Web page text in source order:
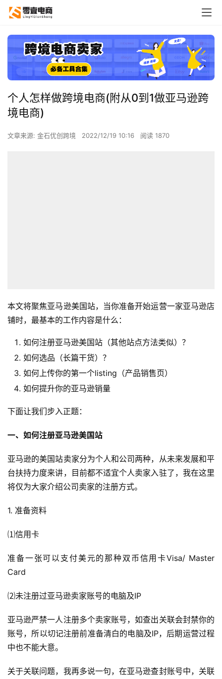
个人怎样做跨境电商(附从0到1做亚马逊跨
境电商)
文章来源: 金石优创跨境 2022/12/19 10:16 阅读 1870
本文将聚焦亚马逊美国站，当你准备开始运营一家亚马逊店
铺时，最基本的工作内容是什么：
如何注册亚马逊美国站（其他站点方法类似）？
如何选品（长篇干货）？
如何上传你的第一个listing（产品销售页）
如何提升你的亚马逊销量
下面让我们步入正题：
一、如何注册亚马逊美国站
亚马逊的美国站卖家分为个人和公司两种，从未来发展和平
台扶持力度来讲，目前都不适宜个人卖家入驻了，我在这里
将仅为大家介绍公司卖家的注册方式。
1. 准备资料
⑴信用卡
准备一张可以支付美元的那种双币信用卡Visa/ Master
Card
⑵未注册过亚马逊卖家账号的电脑及IP
亚马逊严禁一人注册多个卖家账号，如查出关联会封禁你的
账号，所以切记注册前准备清白的电脑及IP，后期运营过程
中也不能大意。
关于关联问题，我再多说一句，在亚马逊查封账号中，关联